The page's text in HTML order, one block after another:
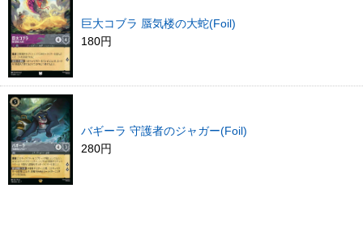
巨大コブラ 蜃気楼の大蛇(Foil)
180円
バギーラ 守護者のジャガー(Foil)
280円